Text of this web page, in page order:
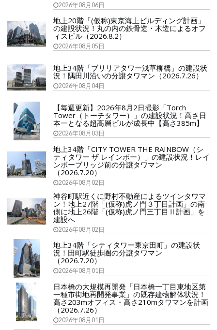
2026年08月06日
地上20階「(仮称)東京海上ビルディング計画」
の建設状況！丸の内の鉄骨造・木造によるオフ
ィスビル（2026.8.2）
2026年08月05日
地上34階「ブリリアタワー浅草柳橋」の建設状
況！隅田川沿いの分譲タワマン（2026.7.26）
2026年08月04日
【毎週更新】2026年8月2日撮影「Torch
Tower（トーチタワー）」の建設状況！高さ日
本一となる超高層ビルが成長中【高さ385m】
2026年08月03日
地上34階「CITY TOWER THE RAINBOW（シ
ティタワー ザ レインボー）」の建設状況！レイ
ンボーブリッジ前の分譲タワマン
（2026.7.20）
2026年08月02日
神谷町駅近くに野村不動産によるツインタワマ
ン！地上27階「(仮称)虎ノ門３丁目計画」の南
側に地上26階「(仮称)虎ノ門三丁目Ⅱ計画」を
建設へ
2026年08月02日
地上34階「シティタワー東京田町」の建設状
況！田町駅徒歩圏の分譲タワマン
（2026.7.20）
2026年08月01日
日本橋の大規模再開発「日本橋一丁目東地区第
一種市街地再開発事業」の既存建物解体状況！
高さ203mオフィス・高さ210mタワマンを計画
（2026.7.26）
2026年08月01日